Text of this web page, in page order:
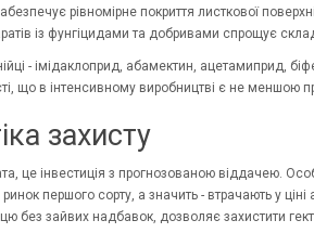
рівномірне покриття листкової
із фунгіцидами та добривами спрощує
- імідаклоприд, абамектин, ацетамиприд,
що в інтенсивному виробництві є не меншою
захисту
це інвестиція з прогнозованою віддачею.
першого сорту, а значить - втрачають у ціні
без зайвих надбавок, дозволяє захистити